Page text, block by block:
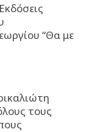
“Θα με
τους